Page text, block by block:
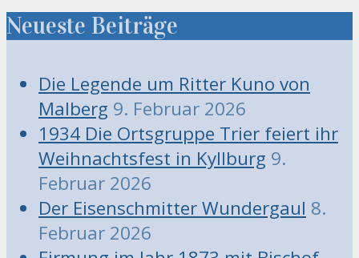
Neueste Beiträge
Die Legende um Ritter Kuno von
Malberg 9. Februar 2026
1934 Die Ortsgruppe Trier feiert ihr
Weihnachtsfest in Kyllburg 9.
Februar 2026
Der Eisenschmitter Wundergaul 8.
Februar 2026